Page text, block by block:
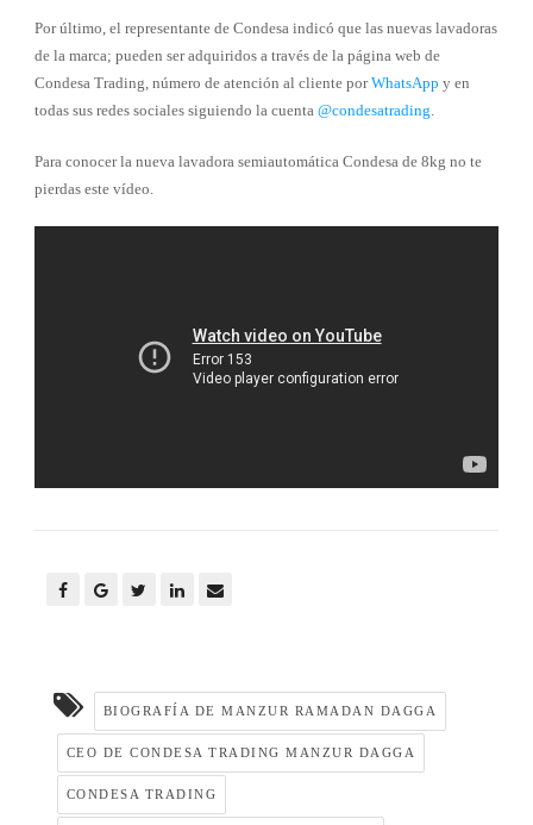
Por último, el representante de Condesa indicó que las nuevas lavadoras
de la marca; pueden ser adquiridos a través de la página web de
Condesa Trading, número de atención al cliente porWhatsApp y en
todas sus redes sociales siguiendo la cuenta @condesatrading.
Para conocer la nueva lavadora semiautomática Condesa de 8kg no te
pierdas este vídeo.
BIOGRAFÍA DE MANZUR RAMADAN DAGGA
CEO DE CONDESA TRADING MANZUR DAGGA
CONDESA TRADING